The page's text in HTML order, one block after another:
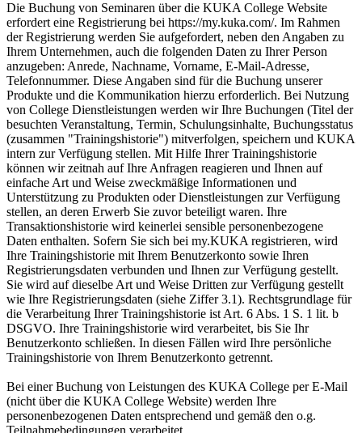
Die Buchung von Seminaren über die KUKA College Website
erfordert eine Registrierung bei https://my.kuka.com/. Im Rahmen
der Registrierung werden Sie aufgefordert, neben den Angaben zu
Ihrem Unternehmen, auch die folgenden Daten zu Ihrer Person
anzugeben: Anrede, Nachname, Vorname, E-Mail-Adresse,
Telefonnummer. Diese Angaben sind für die Buchung unserer
Produkte und die Kommunikation hierzu erforderlich. Bei Nutzung
von College Dienstleistungen werden wir Ihre Buchungen (Titel der
besuchten Veranstaltung, Termin, Schulungsinhalte, Buchungsstatus
(zusammen "Trainingshistorie") mitverfolgen, speichern und KUKA
intern zur Verfügung stellen. Mit Hilfe Ihrer Trainingshistorie
können wir zeitnah auf Ihre Anfragen reagieren und Ihnen auf
einfache Art und Weise zweckmäßige Informationen und
Unterstützung zu Produkten oder Dienstleistungen zur Verfügung
stellen, an deren Erwerb Sie zuvor beteiligt waren. Ihre
Transaktionshistorie wird keinerlei sensible personenbezogene
Daten enthalten. Sofern Sie sich bei my.KUKA registrieren, wird
Ihre Trainingshistorie mit Ihrem Benutzerkonto sowie Ihren
Registrierungsdaten verbunden und Ihnen zur Verfügung gestellt.
Sie wird auf dieselbe Art und Weise Dritten zur Verfügung gestellt
wie Ihre Registrierungsdaten (siehe Ziffer 3.1). Rechtsgrundlage für
die Verarbeitung Ihrer Trainingshistorie ist Art. 6 Abs. 1 S. 1 lit. b
DSGVO. Ihre Trainingshistorie wird verarbeitet, bis Sie Ihr
Benutzerkonto schließen. In diesen Fällen wird Ihre persönliche
Trainingshistorie von Ihrem Benutzerkonto getrennt.
Bei einer Buchung von Leistungen des KUKA College per E-Mail
(nicht über die KUKA College Website) werden Ihre
personenbezogenen Daten entsprechend und gemäß den o.g.